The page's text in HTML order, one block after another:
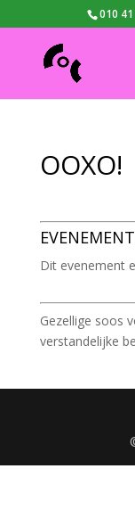
010
OOXO!
Dit evenement
Gezellige soos
verstandelijke